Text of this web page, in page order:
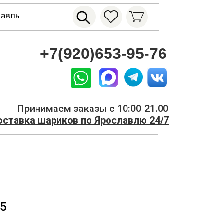
+7(920)653-95-76
Принимаем заказы с 10:00-21.00
шариков по Ярославлю 24/7